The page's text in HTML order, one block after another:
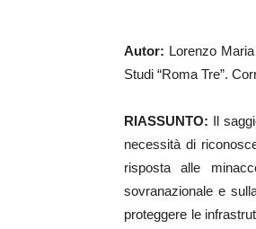
Autor: Lorenzo
Studi “Roma Tre”.
RIASSUNTO: Il
necessità di
risposta alle
sovranazionale e
proteggere le